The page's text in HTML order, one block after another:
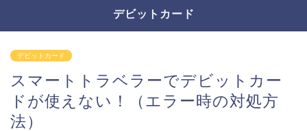
デビットカード
デビットカード
スマートトラベラーでデビットカー
ドが使えない！（エラー時の対処方
法）